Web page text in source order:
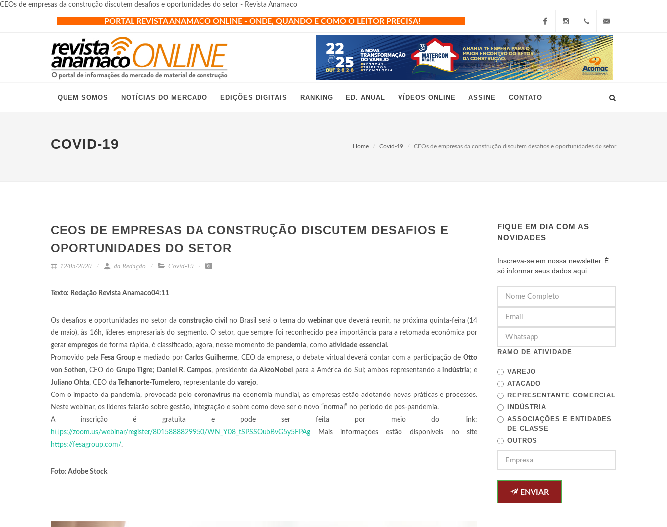
CEOs de empresas da construção discutem desafios e oportunidades do setor - Revista Anamaco
PORTAL REVISTA ANAMACO ONLINE - ONDE, QUANDO E COMO O LEITOR PRECISA!
FacebookInstagram
+55
(11)
grau10@grau10.com.br
QUEM SOMOS NOTÍCIAS DO MERCADO EDIÇÕES DIGITAIS RANKING ED. ANUAL VÍDEOS ONLINE ASSINE CONTATO
COVID-19 Home Covid-19 CEOs de empresas da construção discutem desafios e oportunidades do setor
CEOS DE EMPRESAS DA CONSTRUÇÃO DISCUTEM DESAFIOS E
OPORTUNIDADES DO SETOR
12/05/2020 da Redação Covid-19
Texto: Redação Revista Anamaco04:11
Os desafios e oportunidades no setor da construção civil no Brasil será o tema dowebinar que deverá reunir, na próxima quinta-feira (14
de maio), às 16h, líderes empresariais do segmento. O setor, que sempre foi reconhecido pela importância para a retomada econômica por
gerar empregos de forma rápida, é classificado, agora, nesse momento de pandemia, como atividade essencial .
Promovido pela Fesa Groupe mediado porCarlos Guilherme, CEO da empresa, o debate virtual deverá contar com a participação deOtto
von Sothen, CEO do Grupo Tigre; Daniel R.Campos, presidente daAkzoNobel para a América do Sul; ambos representando a indústria; e
Juliano Ohta, CEO da Telhanorte-Tumelero, representante do varejo.
Com o impacto da pandemia, provocada pelocoronavírus na economia mundial, as empresas estão adotando novas práticas e processos.
Neste webinar, os líderes falarão sobre gestão, integração e sobre como deve ser o novo “normal” no período de pós-pandemia.
A inscrição é gratuita e pode ser feita por meio do link:
https://zoom.us/webinar/register/8015888829950/WN_Y08_tSPSSOubBvG5y5FPAg Mais informações estão disponíveis no site
https://fesagroup.com/.
Foto: Adobe Stock
FIQUE EM DIA COM AS
NOVIDADES
Inscreva-se em nossa newsletter. É
só informar seus dados aqui:
RAMO DE ATIVIDADE
VAREJO
ATACADO
REPRESENTANTE COMERCIAL
INDÚSTRIA
ASSOCIAÇÕES E ENTIDADES
DE CLASSE
OUTROS
ENVIAR